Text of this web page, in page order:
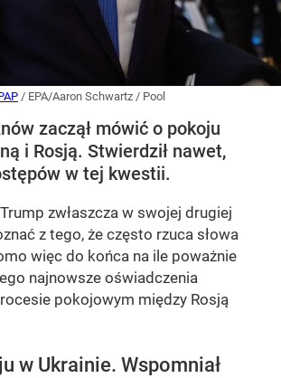
/ EPA/Aaron Schwartz / Pool
zaczął mówić o pokoju
i Rosją. Stwierdził nawet,
w tej kwestii.
zwłaszcza w swojej drugiej
z tego, że często rzuca słowa
więc do końca na ile poważnie
najnowsze oświadczenia
pokojowym między Rosją
w Ukrainie. Wspomniał